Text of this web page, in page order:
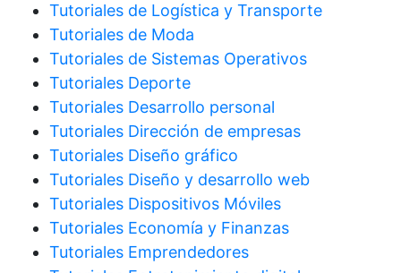
Tutoriales de Logística y Transporte
Tutoriales de Moda
Tutoriales de Sistemas Operativos
Tutoriales Deporte
Tutoriales Desarrollo personal
Tutoriales Dirección de empresas
Tutoriales Diseño gráfico
Tutoriales Diseño y desarrollo web
Tutoriales Dispositivos Móviles
Tutoriales Economía y Finanzas
Tutoriales Emprendedores